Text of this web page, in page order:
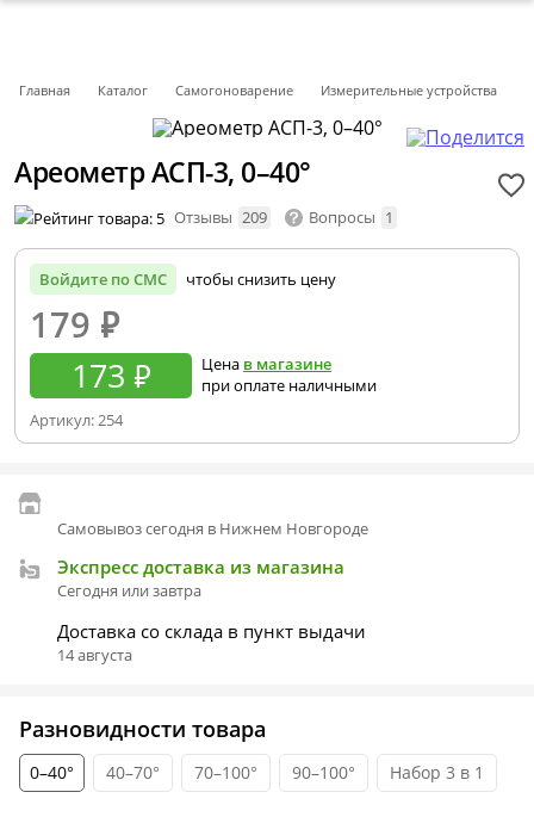
Главная Каталог Самогоноварение Измерительные устройства
Ареометр АСП-3, 0–40°
Отзывы 209 Вопросы 1
Войдите по СМС чтобы снизить цену
179 ₽
173 ₽ Цена в магазине
при оплате наличными
Артикул:254
Самовывоз сегодня в Нижнем Новгороде
Экспресс доставка из магазина
Сегодня или завтра
Доставка со склада в пункт выдачи
14 августа
Разновидности товара
0–40° 40–70° 70–100° 90–100° Набор 3 в 1